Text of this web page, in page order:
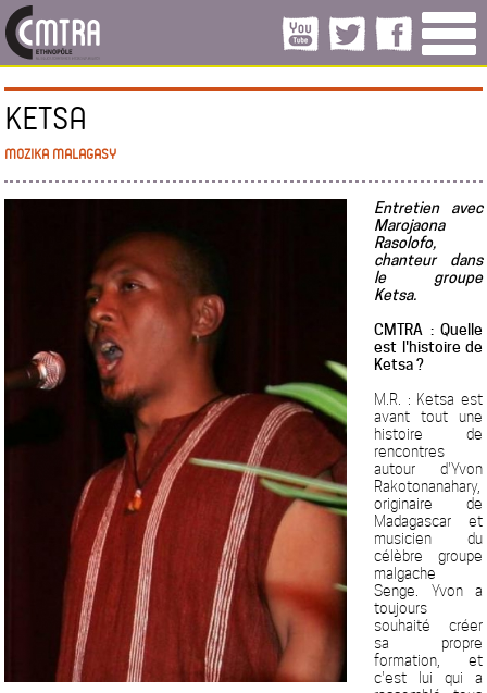
KETSA
MOZIKA MALAGASY
Entretien avec
Marojaona
Rasolofo,
chanteur dans
le groupe
Ketsa.
CMTRA : Quelle
est l'histoire de
Ketsa ?
M.R. : Ketsa est
avant tout une
histoire de
rencontres
autour d'Yvon
Rakotonanahary,
originaire de
Madagascar et
musicien du
célèbre groupe
malgache
Senge. Yvon a
toujours
souhaité créer
sa propre
formation, et
c'est lui qui a